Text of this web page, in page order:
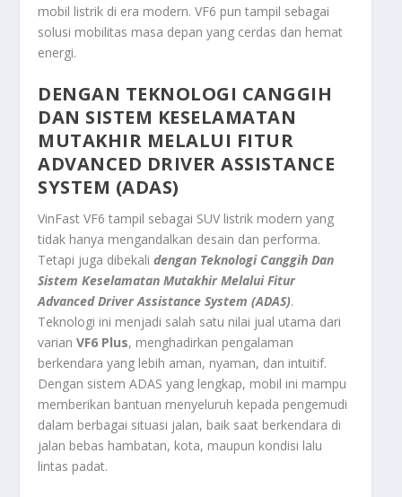
mobil listrik di era modern. VF6 pun tampil sebagai
solusi mobilitas masa depan yang cerdas dan hemat
energi.
DENGAN TEKNOLOGI CANGGIH
DAN SISTEM KESELAMATAN
MUTAKHIR MELALUI FITUR
ADVANCED DRIVER ASSISTANCE
SYSTEM (ADAS)
VinFast VF6 tampil sebagai SUV listrik modern yang
tidak hanya mengandalkan desain dan performa.
Tetapi juga dibekalidengan Teknologi Canggih Dan
Sistem Keselamatan Mutakhir Melalui Fitur
Advanced Driver Assistance System (ADAS).
Teknologi ini menjadi salah satu nilai jual utama dari
varianVF6 Plus, menghadirkan pengalaman
berkendara yang lebih aman, nyaman, dan intuitif.
Dengan sistem ADAS yang lengkap, mobil ini mampu
memberikan bantuan menyeluruh kepada pengemudi
dalam berbagai situasi jalan, baik saat berkendara di
jalan bebas hambatan, kota, maupun kondisi lalu
lintas padat.